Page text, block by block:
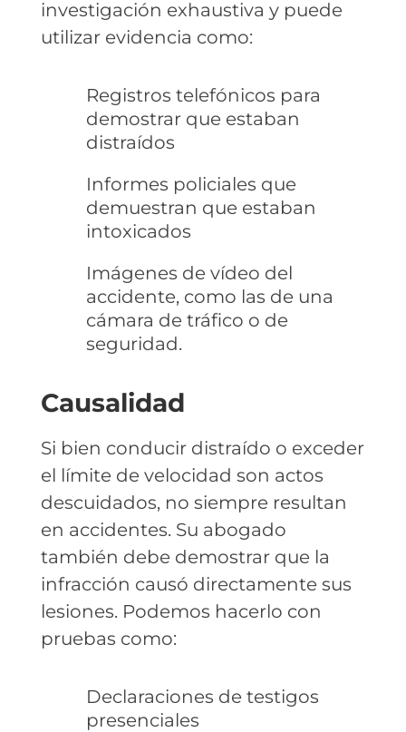
investigación exhaustiva y puede
utilizar evidencia como:
Registros telefónicos para
demostrar que estaban
distraídos
Informes policiales que
demuestran que estaban
intoxicados
Imágenes de vídeo del
accidente, como las de una
cámara de tráfico o de
seguridad.
Causalidad
Si bien conducir distraído o exceder
el límite de velocidad son actos
descuidados, no siempre resultan
en accidentes. Su abogado
también debe demostrar que la
infracción causó directamente sus
lesiones. Podemos hacerlo con
pruebas como:
Declaraciones de testigos
presenciales